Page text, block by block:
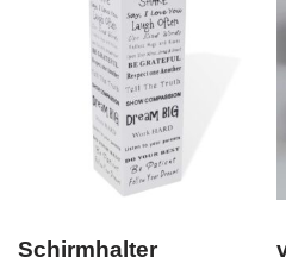
Schirmhalter